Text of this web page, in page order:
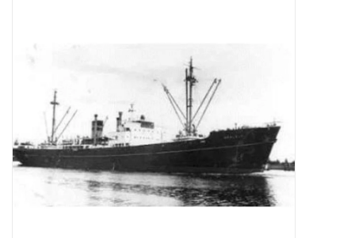
NEUE ZEITSCHRIFTEN
ABONNEMENT DER
MODELLBAUER